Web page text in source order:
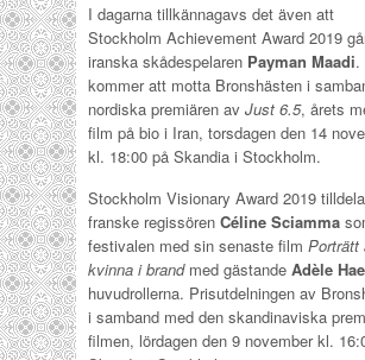
I dagarna tillkännagavs det även att
Stockholm Achievement Award 2019
iranska skådespelaren Payman Maadi.
kommer att motta Bronshästen i
nordiska premiären av Just 6.5, årets
film på bio i Iran, torsdagen den 14
kl. 18:00 på Skandia i Stockholm.
Stockholm Visionary Award 2019
franske regissören Céline Sciamma
festivalen med sin senaste film Porträtt
kvinna i brandmed gästande Adèle
huvudrollerna. Prisutdelningen av
i samband med den skandinaviska
filmen, lördagen den 9 november kl.